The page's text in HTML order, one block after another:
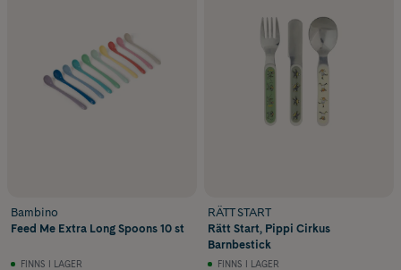
Bambino
Feed Me Extra Long Spoons 10 st
FINNS I LAGER
RÄTT START
Rätt Start, Pippi Cirkus
Barnbestick
FINNS I LAGER